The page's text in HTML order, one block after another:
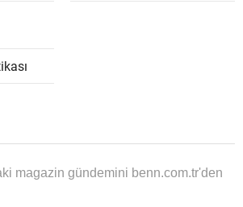
magazin gündemini benn.com.tr'den